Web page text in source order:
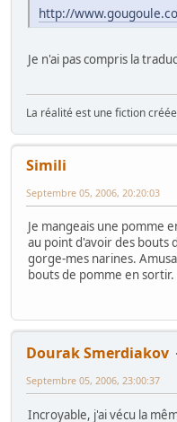
http://
Je n'ai pas compris la
La réalité est une fiction
Simili
Septembre 05, 2006, 20:20:03
Je mangeais une pomme
au point d'avoir des bouts
gorge-mes narines.
bouts de pomme en sortir.
Dourak Smerdiakov
Septembre 05, 2006, 23:00:37
Incroyable, j'ai vécu la